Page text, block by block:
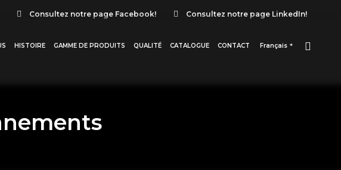
Consultez notre page Facebook! Consultez notre page LinkedIn!
HISTOIRE GAMME DE PRODUITS QUALITÉ CATALOGUE CONTACT Français